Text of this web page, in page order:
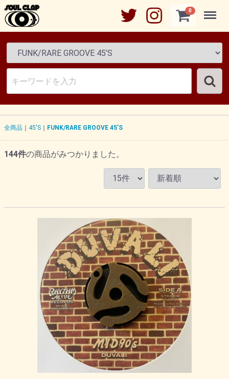
0 Menu
全商品 45'S FUNK/RARE GROOVE 45’S
144件の商品がみつかりました。